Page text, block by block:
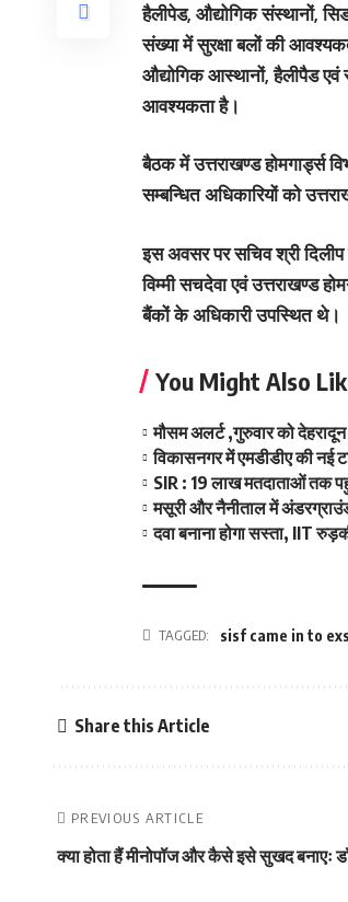
हैलीपेड, औद्योगिक संस्थानों,
संख्या में सुरक्षा बलों की
औद्योगिक आस्थानों, हैलीपैड एवं
आवश्यकता है।
बैठक में उत्तराखण्ड होमगार्ड्स
सम्बन्धित अधिकारियों को
इस अवसर पर सचिव श्री दिलीप
विम्मी सचदेवा एवं उत्तराखण्ड
बैंकों के अधिकारी उपस्थित थे।
You Might Also
मौसम अलर्ट ,गुरुवार को
विकासनगर में एमडीडीए की नई
SIR : 19 लाख मतदाताओं तक
मसूरी और नैनीताल में
दवा बनाना होगा सस्ता, IIT
TAGGED: sisf came in to
Share this Article
PREVIOUS ARTICLE
क्या होता हैं मीनोपॉज और कैसे इसे सुखद बनाएः